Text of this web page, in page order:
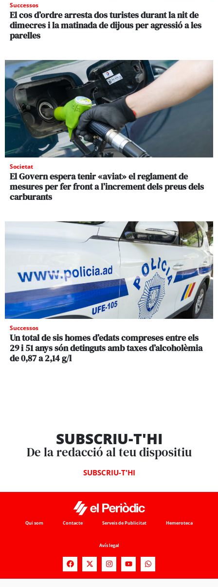
Successos
El cos d’ordre arresta dos turistes durant la nit de
dimecres i la matinada de dijous per agressió a les
parelles
Societat
El Govern espera tenir «aviat» el reglament de
mesures per fer front a l’increment dels preus dels
carburants
Successos
Un total de sis homes d’edats compreses entre els
29 i 51 anys són detinguts amb taxes d’alcoholèmia
de 0,87 a 2,14 g/l
SUBSCRIU-T'HI
De la redacció al teu dispositiu
SUBSCRIU-T'HI
Qui som Contacte Serveis de Publicitat Hemeroteca
Avís legal